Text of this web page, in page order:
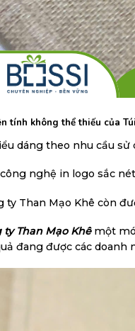
tính không thể thiếu của
dáng theo nhu cầu sử
nghệ in logo sắc
ty Than Mạo Khê còn
ty Than Mạo Khê một
đang được các doanh